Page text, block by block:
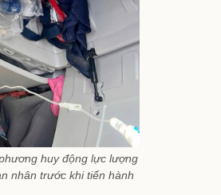
huy động lực lượng
nhân trước khi tiến hành